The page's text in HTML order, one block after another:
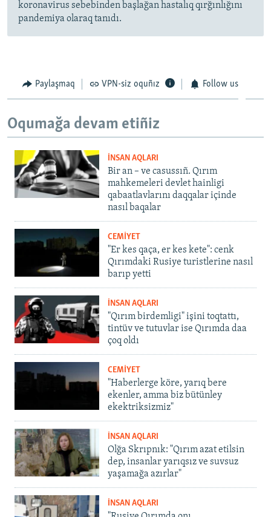
koronavirus sebebinden başlağan hastalıq qırğınlığını
pandemiya olaraq tanıdı.
Paylaşmaq VPN-siz oquñız Follow us
Oqumağa devam etiñiz
İNSAN AQLARI
Bir an – ve casussıñ. Qırım
mahkemeleri devlet hainligi
qabaatlavlarını daqqalar içinde
nasıl baqalar
CEMİYET
"Er kes qaça, er kes kete": cenk
Qırımdaki Rusiye turistlerine nasıl
barıp yetti
İNSAN AQLARI
"Qırım birdemligi" işini toqtattı,
tintüv ve tutuvlar ise Qırımda daa
çoq oldı
CEMİYET
"Haberlerge köre, yarıq bere
ekenler, amma biz bütünley
ekektriksizmiz"
İNSAN AQLARI
Olğa Skrıpnık: "Qırım azat etilsin
dep, insanlar yarıqsız ve suvsuz
yaşamağa azırlar"
İNSAN AQLARI